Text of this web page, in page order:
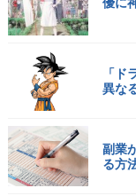
「
異な
副業
る方